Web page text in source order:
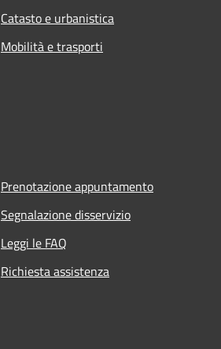
Catasto e urbanistica
Mobilità e trasporti
Prenotazione appuntamento
Segnalazione disservizio
Leggi le FAQ
Richiesta assistenza